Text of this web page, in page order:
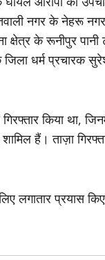
नगर के नेहरू
क्षेत्र के रूनीपुर
धर्म प्रचारक
किया था,
शामिल हैं। ताज़ा
लगातार प्रयास